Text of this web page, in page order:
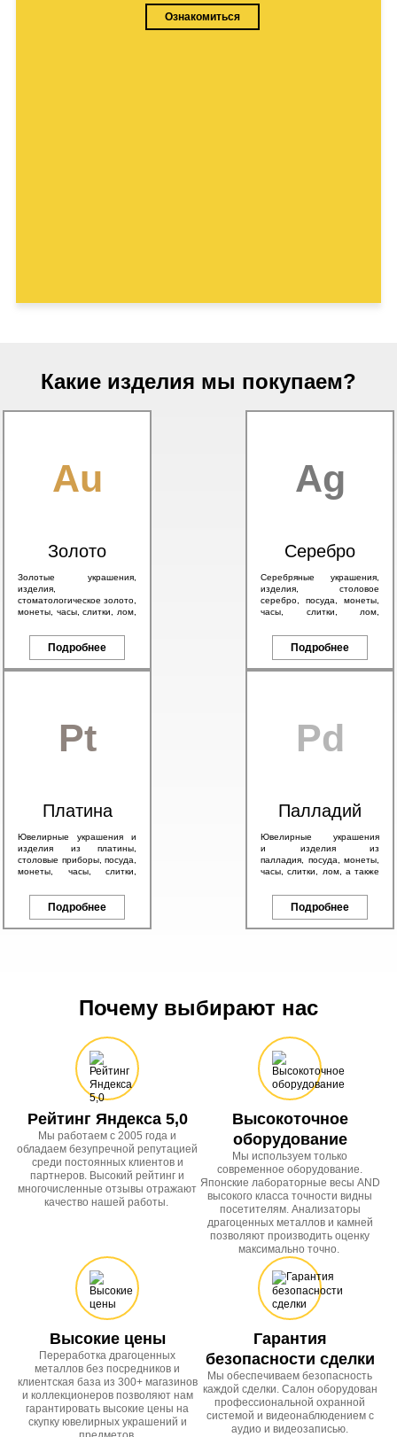
Ознакомиться
Какие изделия мы покупаем?
Au
Золото
Золотые украшения,
изделия,
стоматологическое золото,
монеты, часы, слитки, лом,
золото 56 пробы и
брендовые изделия.
Подробнее
Ag
Серебро
Серебряные украшения,
изделия, столовое
серебро, посуда, монеты,
часы, слитки, лом,
пробы, в том числе с
эмалью.Подробнее
Pt
Платина
Ювелирные украшения и
изделия из платины,
столовые приборы, посуда,
монеты, часы, слитки,
также другие платиновые
изделия.Подробнее
Pd
Палладий
Ювелирные украшения
и изделия из
палладия, посуда, монеты,
часы, слитки, лом, а также
содержанием палладия.
Подробнее
Почему выбирают нас
Рейтинг Яндекса 5,0
Мы работаем с 2005 года и
обладаем безупречной репутацией
среди постоянных клиентов и
партнеров. Высокий рейтинг и
многочисленные отзывы отражают
качество нашей работы.
Высокоточное
оборудование
Мы используем только
современное оборудование.
Японские лабораторные весы AND
высокого класса точности видны
посетителям. Анализаторы
драгоценных металлов и камней
позволяют производить оценку
максимально точно.
Высокие цены
Переработка драгоценных
металлов без посредников и
клиентская база из 300+ магазинов
и коллекционеров позволяют нам
гарантировать высокие цены на
скупку ювелирных украшений и
Гарантия
безопасности сделки
Мы обеспечиваем безопасность
каждой сделки. Салон оборудован
профессиональной охранной
системой и видеонаблюдением с
аудио и видеозаписью.